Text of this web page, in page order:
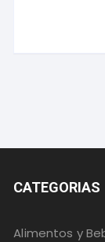
CATEGORIAS
Alimentos y